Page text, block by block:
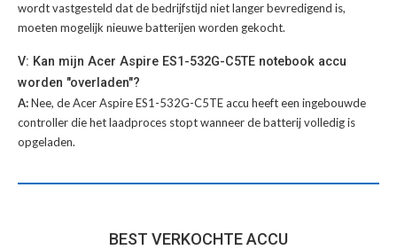
wordt vastgesteld dat de bedrijfstijd niet langer bevredigend is,
moeten mogelijk nieuwe batterijen worden gekocht.
V: Kan mijn Acer Aspire ES1-532G-C5TE notebook accu
worden "overladen"?
A:Nee, de Acer Aspire ES1-532G-C5TE accu heeft een ingebouwde
controller die het laadproces stopt wanneer de batterij volledig is
opgeladen.
BEST VERKOCHTE ACCU